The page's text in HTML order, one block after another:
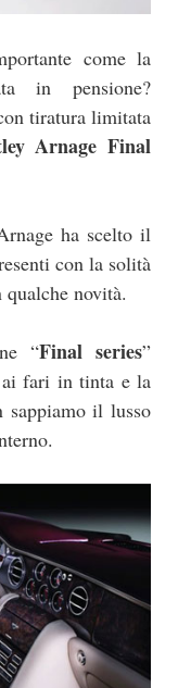
come la
in pensione?
tiratura limitata
Arnage Final
ha scelto il
con la solità
qualche novità.
“Final series”
fari in tinta e la
sappiamo il lusso